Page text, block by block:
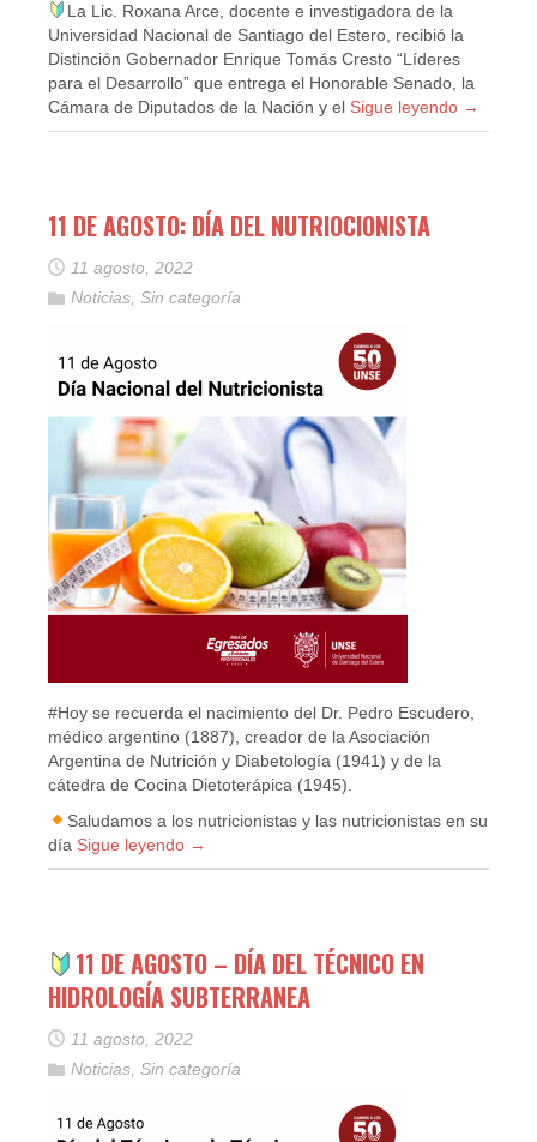
La Lic. Roxana Arce, docente e investigadora de la
Universidad Nacional de Santiago del Estero, recibió la
Distinción Gobernador Enrique Tomás Cresto “Líderes
para el Desarrollo” que entrega el Honorable Senado, la
Cámara de Diputados de la Nación y el Sigue leyendo →
11 DE AGOSTO: DÍA DEL NUTRIOCIONISTA
11 agosto, 2022
Noticias, Sin categoría
#Hoy se recuerda el nacimiento del Dr. Pedro Escudero,
médico argentino (1887), creador de la Asociación
Argentina de Nutrición y Diabetología (1941) y de la
cátedra de Cocina Dietoterápica (1945).
Saludamos a los nutricionistas y las nutricionistas en su
día Sigue leyendo →
11 DE AGOSTO – DÍA DEL TÉCNICO EN
HIDROLOGÍA SUBTERRANEA
11 agosto, 2022
Noticias, Sin categoría